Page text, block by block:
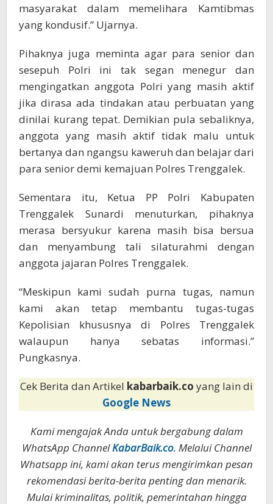
masyarakat dalam memelihara Kamtibmas
yang kondusif.” Ujarnya.
Pihaknya juga meminta agar para senior dan
sesepuh Polri ini tak segan menegur dan
mengingatkan anggota Polri yang masih aktif
jika dirasa ada tindakan atau perbuatan yang
dinilai kurang tepat. Demikian pula sebaliknya,
anggota yang masih aktif tidak malu untuk
bertanya dan ngangsu kaweruh dan belajar dari
para senior demi kemajuan Polres Trenggalek.
Sementara itu, Ketua PP Polri Kabupaten
Trenggalek Sunardi menuturkan, pihaknya
merasa bersyukur karena masih bisa bersua
dan menyambung tali silaturahmi dengan
anggota jajaran Polres Trenggalek.
“Meskipun kami sudah purna tugas, namun
kami akan tetap membantu tugas-tugas
Kepolisian khususnya di Polres Trenggalek
walaupun hanya sebatas informasi.”
Pungkasnya.
Cek Berita dan Artikel kabarbaik.co yang lain di
Google News
Kami mengajak Anda untuk bergabung dalam
WhatsApp ChannelKabarBaik.co. Melalui Channel
Whatsapp ini, kami akan terus mengirimkan pesan
rekomendasi berita-berita penting dan menarik.
Mulai kriminalitas, politik, pemerintahan hingga